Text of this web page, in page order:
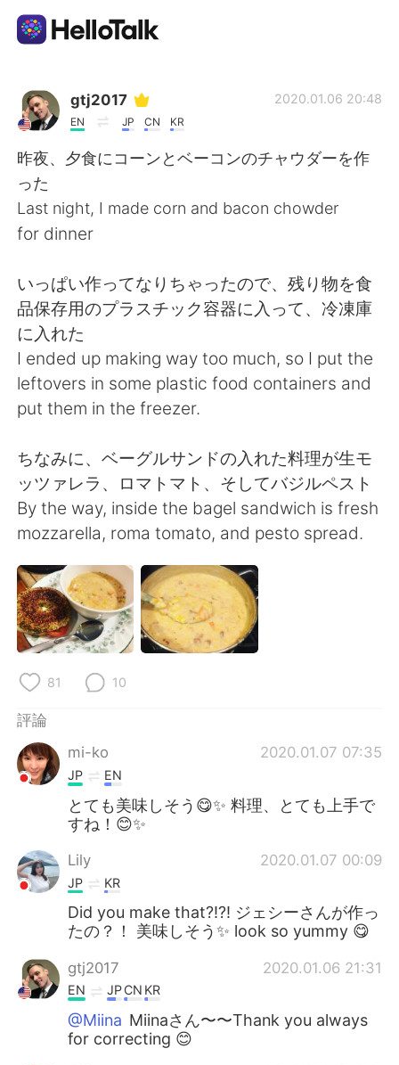
語言交換應用
繁體中文
Español العربية
Français Deutsch
日本語 한국어
Русский ไทย
Indonesia Italiano
Türkçe Tiếng Việt
Português
gtj2017
EN JP CN KR
2020.01.06 20:48
昨夜、夕食にコーンとベーコンのチャウダーを作
った
Last night, I made corn and bacon chowder
for dinner
いっぱい作ってなりちゃったので、残り物を食
品保存用のプラスチック容器に入って、冷凍庫
に入れた
I ended up making way too much, so I put the
leftovers in some plastic food containers and
put them in the freezer.
ちなみに、ベーグルサンドの入れた料理が生モ
ッツァレラ、ロマトマト、そしてバジルペスト
By the way, inside the bagel sandwich is fresh
mozzarella, roma tomato, and pesto spread.
81 10
評論
mi-ko
2020.01.07 07:35
JP EN
とても美味しそう😋✨ 料理、とても上手で
すね！😊✨
Lily 2020.01.07 00:09
JP KR
Did you make that?!?! ジェシーさんが作っ
たの？！ 美味しそう✨ look so yummy 😋
gtj2017 2020.01.06 21:31
EN JPCN KR
@Miina Miinaさん〜〜Thank you always
for correcting 😊